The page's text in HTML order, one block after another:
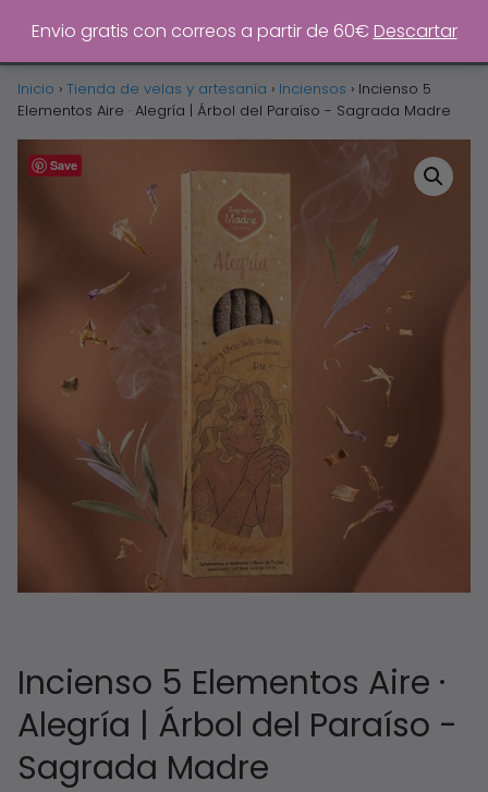
Envio gratis con correos a partir de 60€ Descartar
Inicio › Tienda de velas y artesanía › Inciensos › Incienso 5
Elementos Aire · Alegría | Árbol del Paraíso - Sagrada Madre
Save
Incienso 5 Elementos Aire ·
Alegría | Árbol del Paraíso -
Sagrada Madre